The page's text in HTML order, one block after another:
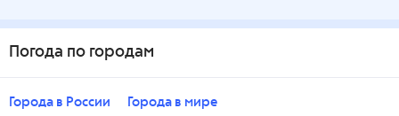
Погода по городам
Города в России Города в мире